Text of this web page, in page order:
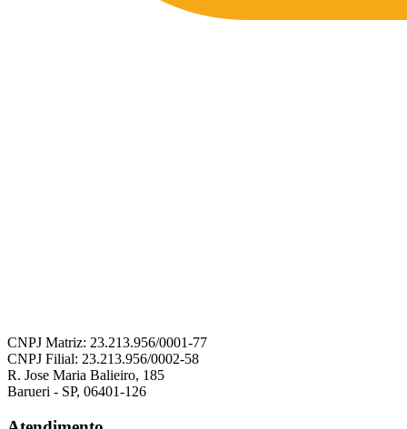
CNPJ Matriz: 23.213.956/0001-77
CNPJ Filial: 23.213.956/0002-58
R. Jose Maria Balieiro, 185
Barueri - SP, 06401-126